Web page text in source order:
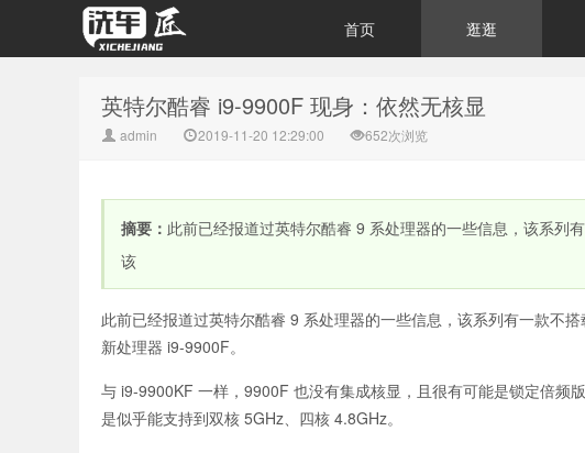
首页 逛逛
英特尔酷睿 i9-9900F 现身：依然无核显
admin 2019-11-20 12:29:00 652次浏览
摘要： 此前已经报道过英特尔酷睿 9 系处理器的一些信息，该系列
该
此前已经报道过英特尔酷睿 9 系处理器的一些信息，该系列有一款不
新处理器 i9-9900F。
与 i9-9900KF 一样，9900F 也没有集成核显，且很有可能是锁定倍频
是似乎能支持到双核 5GHz、四核 4.8GHz。